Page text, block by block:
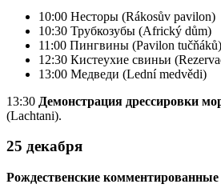
10:00 Несторы (Rákosův pavilon)
10:30 Трубкозубы (Africký dům)
11:00 Пингвины (Pavilon tučňáků)
12:30 Кистеухие свиньи
13:00 Медведи (Lední medvědi)
13:30 Демонстрация дрессировки
(Lachtani).
25 декабря
Рождественские